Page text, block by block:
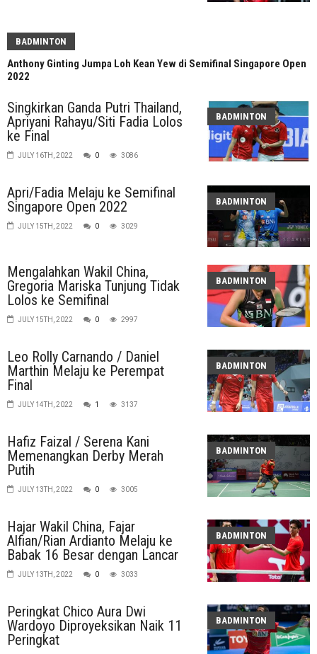
BADMINTON
Anthony Ginting Jumpa Loh Kean Yew di Semifinal Singapore Open
2022
BADMINTON
Singkirkan Ganda Putri Thailand,
Apriyani Rahayu/Siti Fadia Lolos
ke Final
JULY 16TH, 2022 0 3086
BADMINTON
Apri/Fadia Melaju ke Semifinal
Singapore Open 2022
JULY 15TH, 2022 0 3029
BADMINTON
Mengalahkan Wakil China,
Gregoria Mariska Tunjung Tidak
Lolos ke Semifinal
JULY 15TH, 2022 0 2997
BADMINTON
Leo Rolly Carnando / Daniel
Marthin Melaju ke Perempat
Final
JULY 14TH, 2022 1 3137
BADMINTON
Hafiz Faizal / Serena Kani
Memenangkan Derby Merah
Putih
JULY 13TH, 2022 0 3005
BADMINTON
Hajar Wakil China, Fajar
Alfian/Rian Ardianto Melaju ke
Babak 16 Besar dengan Lancar
JULY 13TH, 2022 0 3033
BADMINTON
Peringkat Chico Aura Dwi
Wardoyo Diproyeksikan Naik 11
Peringkat